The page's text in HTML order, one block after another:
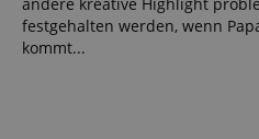
festgehalten werden, wenn
kommt...